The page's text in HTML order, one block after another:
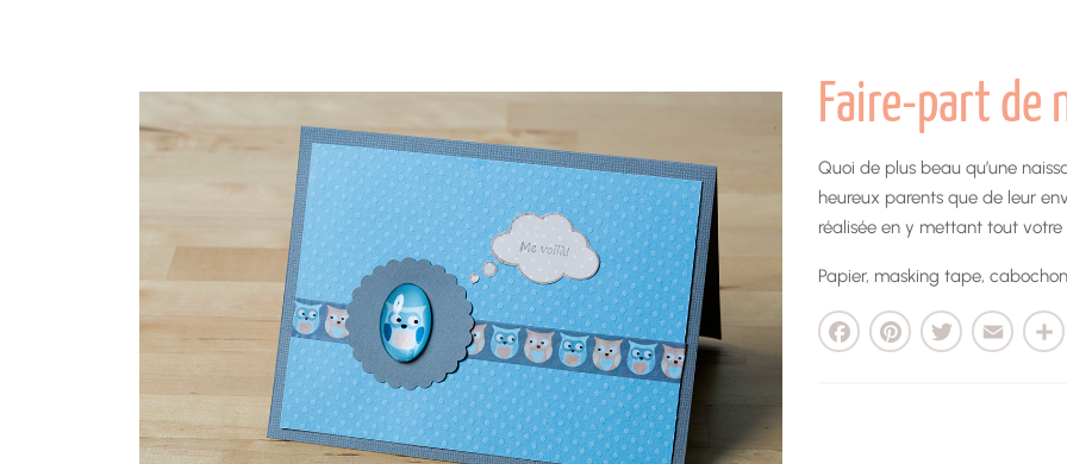
Faire-part de
Quoi de plus beau qu’une
heureux parents que de leur
réalisée en y mettant tout
Papier, masking tape,